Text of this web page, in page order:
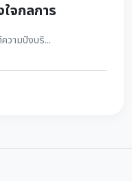
จกลการ
วามปังบริ...